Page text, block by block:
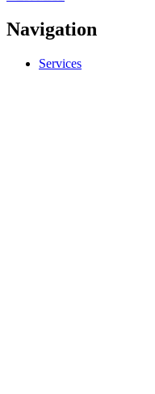
Navigation
Services